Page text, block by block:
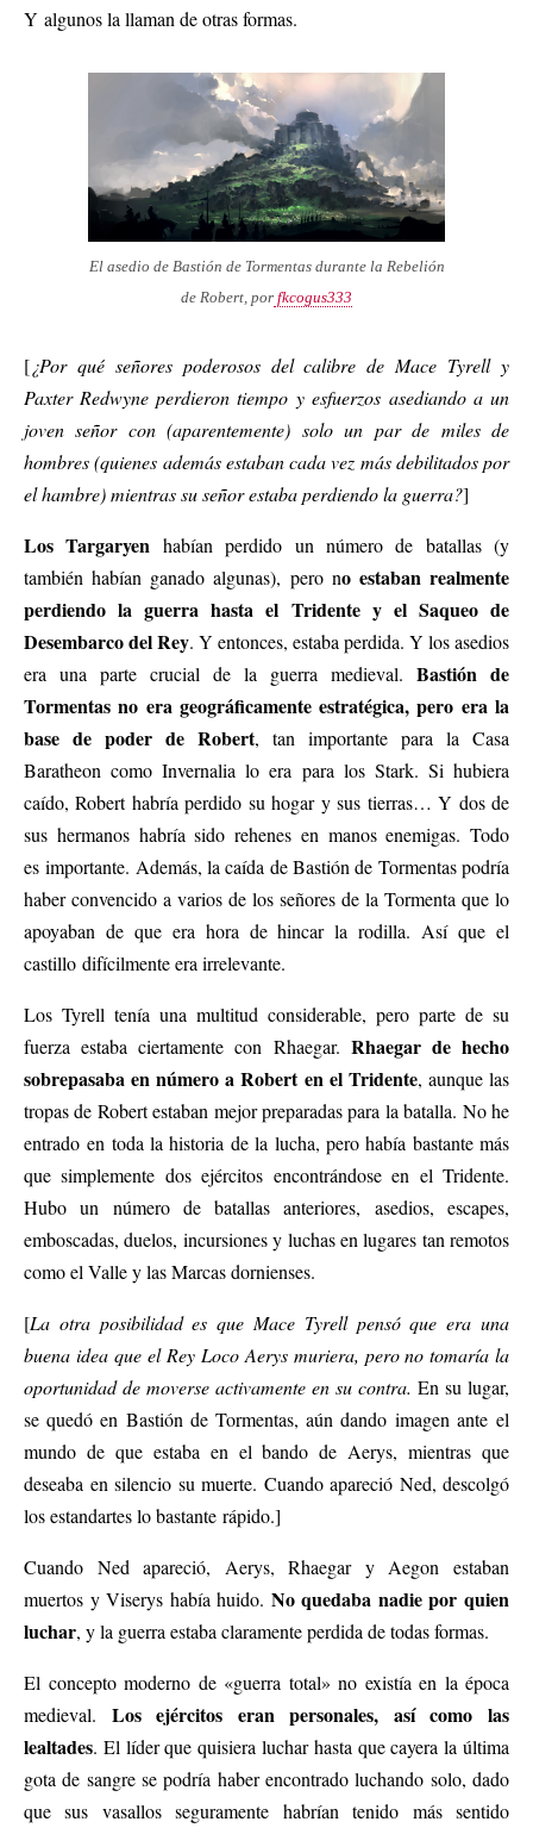
Y algunos la llaman de otras formas.
El asedio de Bastión de Tormentas durante la Rebelión
de Robert, por fkcogus333
[¿Por qué señores poderosos del calibre de Mace Tyrell y
Paxter Redwyne perdieron tiempo y esfuerzos asediando a un
joven señor con (aparentemente) solo un par de miles de
hombres (quienes además estaban cada vez más debilitados por
el hambre) mientras su señor estaba perdiendo la guerra?]
Los Targaryen habían perdido un número de batallas (y
también habían ganado algunas), pero no estaban realmente
perdiendo la guerra hasta el Tridente y el Saqueo de
Desembarco del Rey. Y entonces, estaba perdida. Y los asedios
era una parte crucial de la guerra medieval. Bastión de
Tormentas no era geográficamente estratégica, pero era la
base de poder de Robert, tan importante para la Casa
Baratheon como Invernalia lo era para los Stark. Si hubiera
caído, Robert habría perdido su hogar y sus tierras… Y dos de
sus hermanos habría sido rehenes en manos enemigas. Todo
es importante. Además, la caída de Bastión de Tormentas podría
haber convencido a varios de los señores de la Tormenta que lo
apoyaban de que era hora de hincar la rodilla. Así que el
castillo difícilmente era irrelevante.
Los Tyrell tenía una multitud considerable, pero parte de su
fuerza estaba ciertamente con Rhaegar. Rhaegar de hecho
sobrepasaba en número a Robert en el Tridente, aunque las
tropas de Robert estaban mejor preparadas para la batalla. No he
entrado en toda la historia de la lucha, pero había bastante más
que simplemente dos ejércitos encontrándose en el Tridente.
Hubo un número de batallas anteriores, asedios, escapes,
emboscadas, duelos, incursiones y luchas en lugares tan remotos
como el Valle y las Marcas dornienses.
[La otra posibilidad es que Mace Tyrell pensó que era una
buena idea que el Rey Loco Aerys muriera, pero no tomaría la
oportunidad de moverse activamente en su contra. En su lugar,
se quedó en Bastión de Tormentas, aún dando imagen ante el
mundo de que estaba en el bando de Aerys, mientras que
deseaba en silencio su muerte. Cuando apareció Ned, descolgó
los estandartes lo bastante rápido.]
Cuando Ned apareció, Aerys, Rhaegar y Aegon estaban
muertos y Viserys había huido. No quedaba nadie por quien
luchar, y la guerra estaba claramente perdida de todas formas.
El concepto moderno de «guerra total» no existía en la época
medieval. Los ejércitos eran personales, así como las
lealtades. El líder que quisiera luchar hasta que cayera la última
gota de sangre se podría haber encontrado luchando solo, dado
que sus vasallos seguramente habrían tenido más sentido